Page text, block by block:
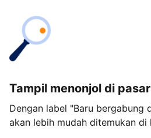
Tampil menonjol di pasar
Dengan label "Baru bergabung
akan lebih mudah ditemukan di